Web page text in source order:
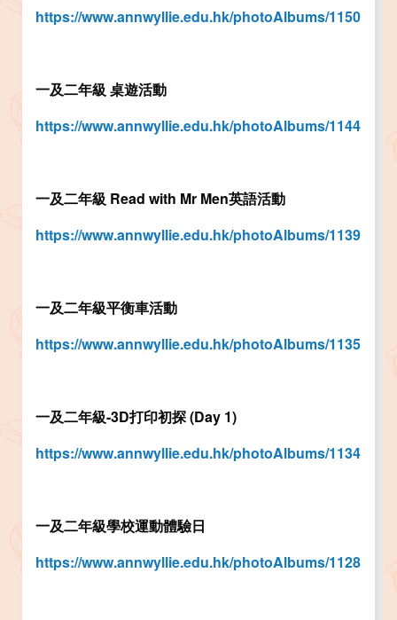
https://www.annwyllie.edu.hk/photoAlbums/1150
一及二年級 桌遊活動
https://www.annwyllie.edu.hk/photoAlbums/1144
一及二年級 Read with Mr Men英語活動
https://www.annwyllie.edu.hk/photoAlbums/1139
一及二年級平衡車活動
https://www.annwyllie.edu.hk/photoAlbums/1135
一及二年級-3D打印初探 (Day 1)
https://www.annwyllie.edu.hk/photoAlbums/1134
一及二年級學校運動體驗日
https://www.annwyllie.edu.hk/photoAlbums/1128